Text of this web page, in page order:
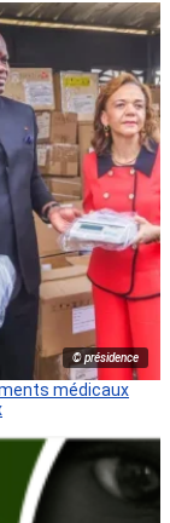
© présidence
médicaux